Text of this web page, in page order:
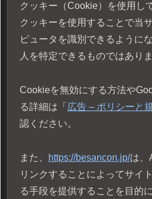
クッキー（Cookie）を使用し
クッキーを使用することで当
ピュータを識別できるように
人を特定できるものではありま
Cookieを無効にする方法や
る詳細は「 広告 – ポリシーと
認ください。
また、 https://besancon.jp/は、
リンクすることによってサイ
る手段を提供することを目的